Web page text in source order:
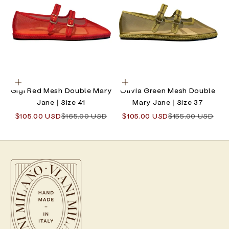
Choisir les options
Gigi Red Mesh Double Mary
Jane | Size 41
Prix de vente
$105.00 USDPrix normal
$165.00 USD
Choisir les options
Olivia Green Mesh Double
Mary Jane | Size 37
Prix de vente
$105.00 USDPrix normal
$155.00 USD